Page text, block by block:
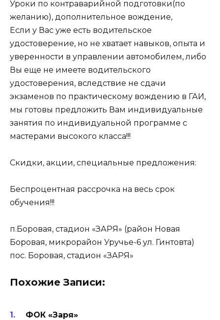
Уроки по контраварийной подготовки(по
желанию), дополнительное вождение,
Если у Вас уже есть водительское
удостоверение, но не хватает навыков, опыта и
уверенности в управлении автомобилем, либо
Вы еще не имеете водительского
удостоверения, вследствие не сдачи
экзаменов по практическому вождению в ГАИ,
мы готовы предложить Вам индивидуальные
занятия по индивидуальной программе с
мастерами высокого класса!!!
Скидки, акции, специальные предложения:
Беспроцентная рассрочка на весь срок
обучения!!!
п.Боровая, стадион «ЗАРЯ» (район Новая
Боровая, микрорайон Уручье-6 ул. Гинтовта)
пос. Боровая, стадион «ЗАРЯ»
Похожие Записи:
ФОК «Заря»